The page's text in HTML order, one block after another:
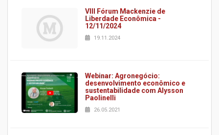
VIII Fórum Mackenzie de
Liberdade Econômica -
12/11/2024
19.11.2024
Webinar: Agronegócio:
desenvolvimento econômico e
sustentabilidade com Alysson
Paolinelli
26.05.2021